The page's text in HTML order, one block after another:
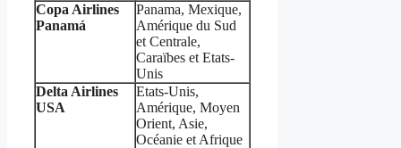
Copa Airlines
Panamá
Panama, Mexique,
Amérique du Sud
et Centrale,
Caraïbes et Etats-
Unis
Delta Airlines
USA
Etats-Unis,
Amérique, Moyen
Orient, Asie,
Océanie et Afrique